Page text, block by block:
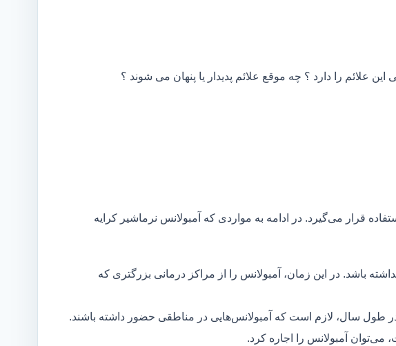
علائم را دارد ؟ چه موقع علائم پدیدار یا پنهان می شوند ؟
قرار می‌گیرد. در ادامه به مواردی که آمبولانس نرماشیر کرایه
باشد. در این زمان، آمبولانس را از مراکز درمانی بزرگتری که
طول سال، لازم است که آمبولانس‌هایی در مناطقی حضور داشته باشند.
آمبولانس را اجاره کرد.